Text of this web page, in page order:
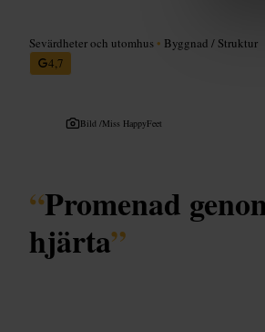
Sevärdheter och utomhus • Byggnad / Struktur
4,7
Bild /Miss HappyFeet
“Promenad
hjärta”